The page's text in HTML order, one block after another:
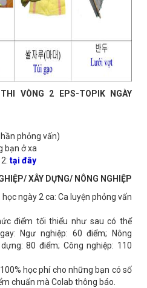
VÒNG 2 EPS-TOPIK NGÀY
phỏng vấn)
bạn ở xa
tại đây
XÂY DỰNG/ NÔNG NGHIỆP
ngày 2 ca: Ca luyện phỏng vấn
điểm tối thiểu như sau có thể
Ngư nghiệp: 60 điểm; Nông
80 điểm; Công nghiệp: 110
học phí cho những bạn có số
chuẩn mà Colab thông báo.